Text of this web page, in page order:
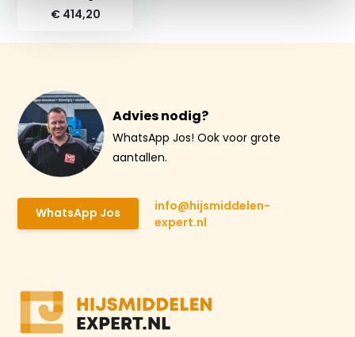
€ 414,20
Advies nodig?
WhatsApp Jos! Ook voor grote
aantallen.
WhatsApp Jos
info@hijsmiddelen-
expert.nl